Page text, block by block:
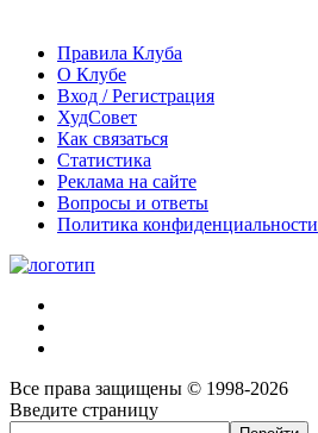
Правила Клуба
О Клубе
Вход / Регистрация
ХудСовет
Как связаться
Статистика
Реклама на сайте
Вопросы и ответы
Политика конфиденциальности
Все права защищены © 1998-2026
Введите страницу